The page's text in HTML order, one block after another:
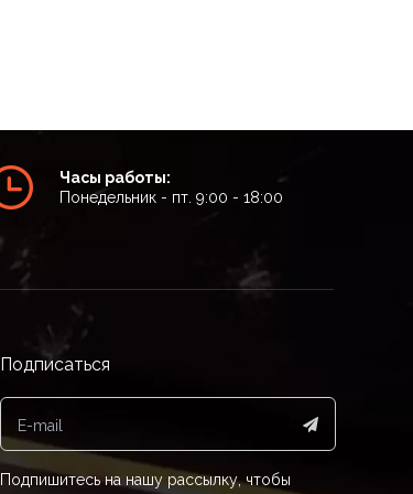
Часы работы:
Понедельник - пт. 9:00 - 18:00
Подписаться
Подпишитесь на нашу рассылку, чтобы